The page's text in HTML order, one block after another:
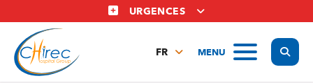
au
contenu
principal
URGENCES
MENU
FR